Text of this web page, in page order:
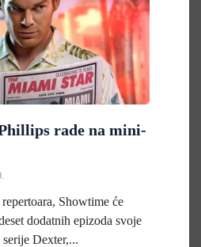
rade na mini-
Showtime će
dodatnih epizoda svoje
Dexter,...